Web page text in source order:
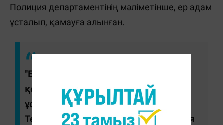
Полиция департаментінің мәліметінше, ер адам
ұсталып, қамауға алынған.
"Бұл дерек бойынша қылмыстық іс
қозғалды. Күдікті ұсталып, уақытша
ұстау изоляторына қамауға алынды.
Тергеу жүріп жатыр", - делінген полиция